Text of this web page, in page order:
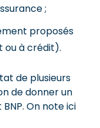
;
proposés
ou à crédit).
de plusieurs
de donner un
On note ici